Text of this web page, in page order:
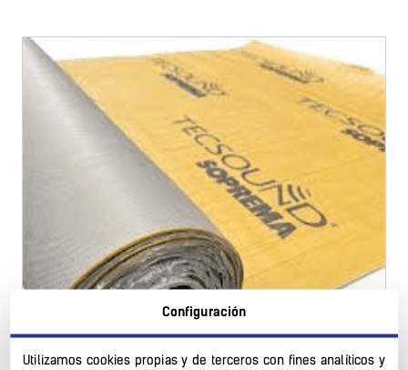
Configuración
Utilizamos cookies propias y de terceros con fines analíticos y